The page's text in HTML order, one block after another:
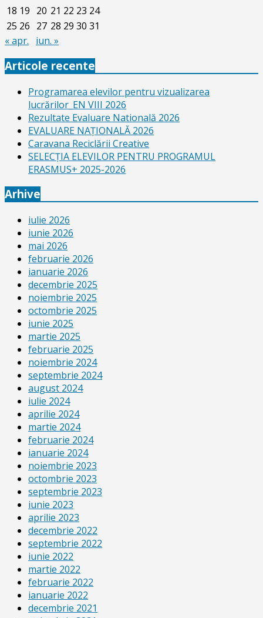
18 19 20 21 22 23 24
25 26 27 28 29 30 31
« apr.
iun. »
Articole recente
Programarea elevilor pentru vizualizarea
lucrărilor_EN VIII 2026
Rezultate Evaluare Natională 2026
EVALUARE NAŢIONALĂ 2026
Caravana Reciclării Creative
SELECŢIA ELEVILOR PENTRU PROGRAMUL
ERASMUS+ 2025-2026
Arhive
iulie 2026
iunie 2026
mai 2026
februarie 2026
ianuarie 2026
decembrie 2025
noiembrie 2025
octombrie 2025
iunie 2025
martie 2025
februarie 2025
noiembrie 2024
septembrie 2024
august 2024
iulie 2024
aprilie 2024
martie 2024
februarie 2024
ianuarie 2024
noiembrie 2023
octombrie 2023
septembrie 2023
iunie 2023
aprilie 2023
decembrie 2022
septembrie 2022
iunie 2022
martie 2022
februarie 2022
ianuarie 2022
decembrie 2021